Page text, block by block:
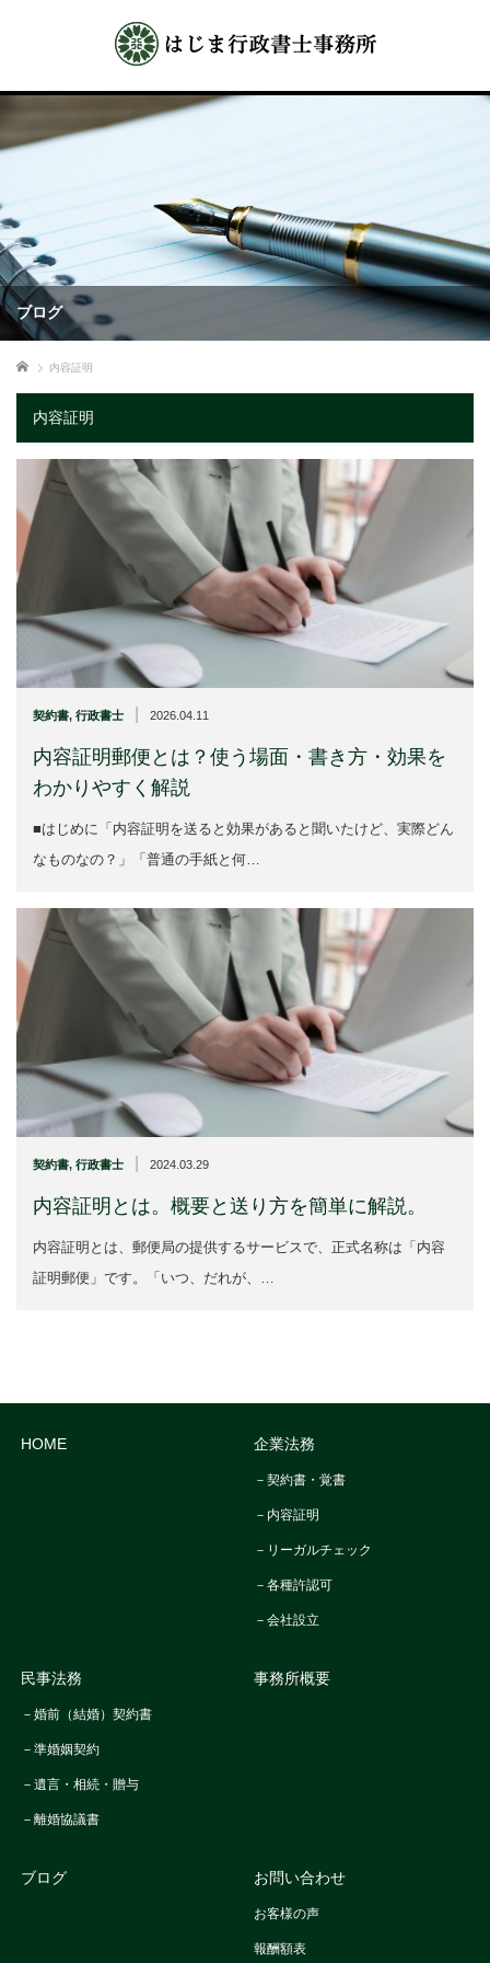
ブログ
ホーム 内容証明
内容証明
契約書, 行政書士 2026.04.11
内容証明郵便とは？使う場面・書き方・効果を
わかりやすく解説
■はじめに「内容証明を送ると効果があると聞いたけど、実際どん
なものなの？」「普通の手紙と何…
契約書, 行政書士 2024.03.29
内容証明とは。概要と送り方を簡単に解説。
内容証明とは、郵便局の提供するサービスで、正式名称は「内容
証明郵便」です。「いつ、だれが、…
HOME 企業法務
－契約書・覚書
－内容証明
－リーガルチェック
－各種許認可
－会社設立
民事法務
－婚前（結婚）契約書
－準婚姻契約
－遺言・相続・贈与
－離婚協議書
事務所概要
ブログ お問い合わせ
お客様の声
報酬額表